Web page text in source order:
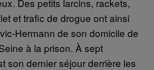
et trafic de drogue ont ainsi
Hermann de son domicile de
à la prison. À sept
son dernier séjour derrière les